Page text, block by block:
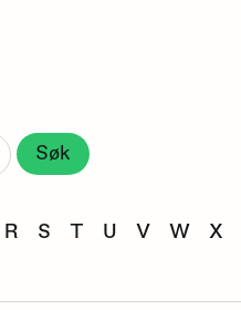
R S T U V W X